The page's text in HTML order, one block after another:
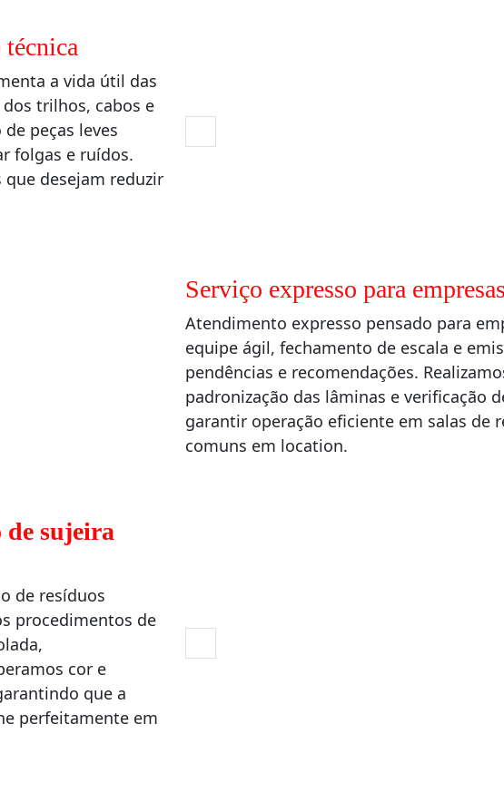
a vida útil das
trilhos, cabos e
peças leves
folgas e ruídos.
desejam reduzir
Serviço expresso para
Atendimento expresso pensado para
equipe ágil, fechamento de escala e
pendências e recomendações.
padronização das lâminas e verificação
garantir operação eficiente em salas de
comuns em location.
de sujeira
de resíduos
procedimentos de
cor e
que a
perfeitamente em